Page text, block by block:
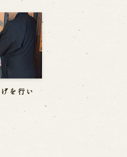
を行い